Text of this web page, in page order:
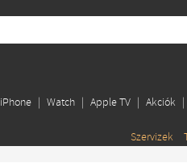
iPhone Watch Apple TV Akciók
Szervizek